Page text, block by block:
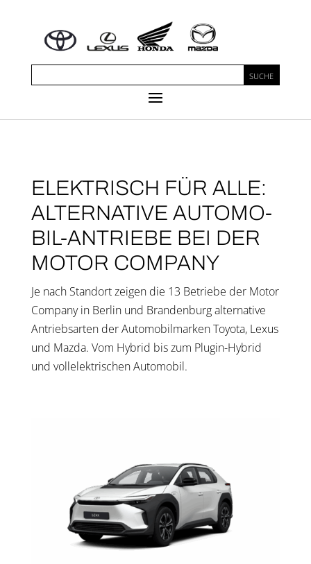
ELEK­TRISCH FÜR ALLE:
ALTER­NA­TI­VE AUTO­MO­
BIL-ANTRIE­BE BEI DER
MOTOR COMPANY
Je nach Stand­ort zei­gen die 13 Betrie­be der Motor
Company in Ber­lin und Bran­den­burg alter­na­ti­ve
Antriebs­ar­ten der Auto­mo­bil­mar­ken Toyota, Lexus
und Maz­da. Vom Hybrid bis zum Plug­in-Hybrid
und voll­elek­tri­schen Auto­mo­bil.